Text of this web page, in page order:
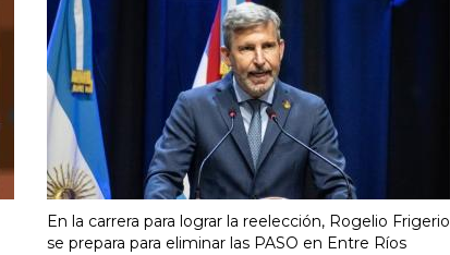
En la carrera para lograr la reelección, Rogelio Frigerio
se prepara para eliminar las PASO en Entre Ríos